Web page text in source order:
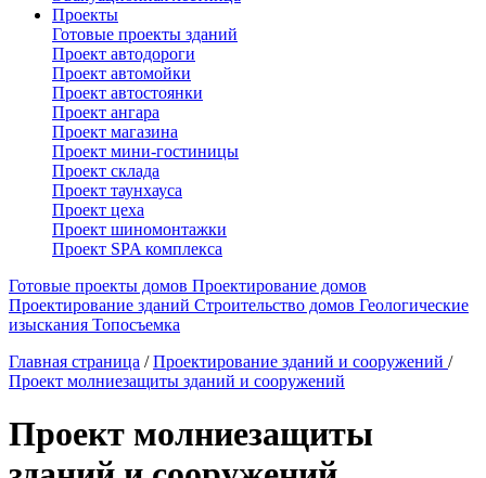
Проекты
Готовые проекты зданий
Проект автодороги
Проект автомойки
Проект автостоянки
Проект ангара
Проект магазина
Проект мини-гостиницы
Проект склада
Проект таунхауса
Проект цеха
Проект шиномонтажки
Проект SPA комплекса
Готовые проекты домов Проектирование домов
Проектирование зданий Строительство домов Геологические
изыскания Топосъемка
Главная страница / Проектирование зданий и сооружений /
Проект молниезащиты зданий и сооружений
Проект молниезащиты